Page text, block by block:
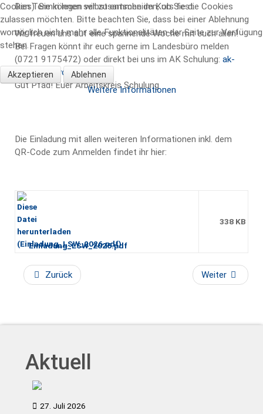
Den Termin legen wir zusammen im Kurs fest.
Wir freuen uns auf eine spannende Woche mit euch allen!
Bei Fragen könnt ihr euch gerne im Landesbüro melden
(0721 9175472) oder direkt bei uns im AK Schulung: ak-
schulung@vcp-baden.de
Gut Pfad! Euer Arbeitskreis Schulung
Die Einladung mit allen weiteren Informationen inkl. dem
QR-Code zum Anmelden findet ihr hier:
Einladung_LSW_2026.pdf
338 KB
Zurück Weiter
Aktuell
27. Juli 2026
Cookies). Sie können selbst entscheiden, ob Sie die Cookies
zulassen möchten. Bitte beachten Sie, dass bei einer Ablehnung
womöglich nicht mehr alle Funktionalitäten der Seite zur Verfügung
stehen.
Akzeptieren Ablehnen
Weitere Informationen